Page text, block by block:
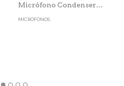
Micrófono Condenser
MICRÓFONOS